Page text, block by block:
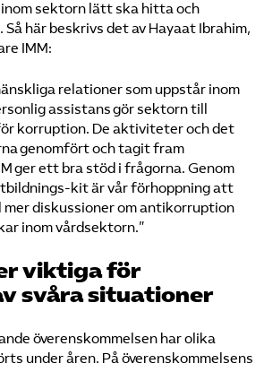
sektorn lätt ska hitta och
här beskrivs det av Hayaat Ibrahim,
IMM:
relationer som uppstår inom
assistans gör sektorn till
korruption. De aktiviteter och det
genomfört och tagit fram
ger ett bra stöd i frågorna. Genom
kit är vår förhoppning att
diskussioner om antikorruption
inom vårdsektorn.”
viktiga för
svåra situationer
överenskommelsen har olika
under åren. På överenskommelsens